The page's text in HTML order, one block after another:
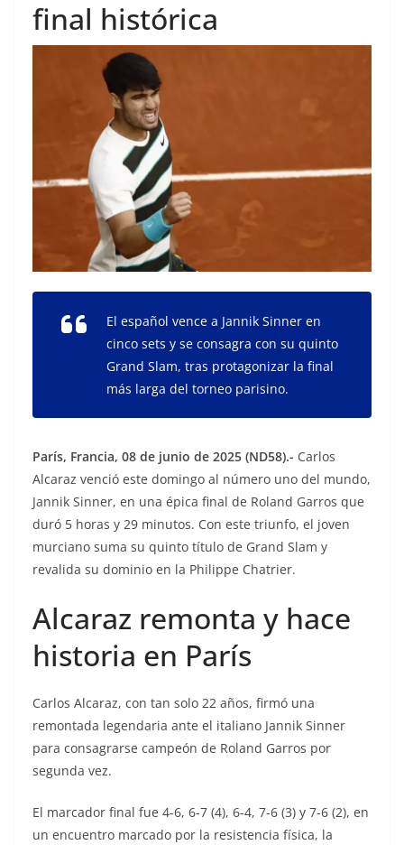
final histórica
El español vence a Jannik Sinner en
cinco sets y se consagra con su quinto
Grand Slam, tras protagonizar la final
más larga del torneo parisino.
París, Francia, 08 de junio de 2025 (ND58).- Carlos
Alcaraz venció este domingo al número uno del mundo,
Jannik Sinner, en una épica final de Roland Garros que
duró 5 horas y 29 minutos. Con este triunfo, el joven
murciano suma su quinto título de Grand Slam y
revalida su dominio en la Philippe Chatrier.
Alcaraz remonta y hace
historia en París
Carlos Alcaraz, con tan solo 22 años, firmó una
remontada legendaria ante el italiano Jannik Sinner
para consagrarse campeón de Roland Garros por
segunda vez.
El marcador final fue 4-6, 6-7 (4), 6-4, 7-6 (3) y 7-6 (2), en
un encuentro marcado por la resistencia física, la